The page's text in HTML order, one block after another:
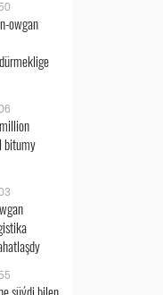
owgan
bitumy